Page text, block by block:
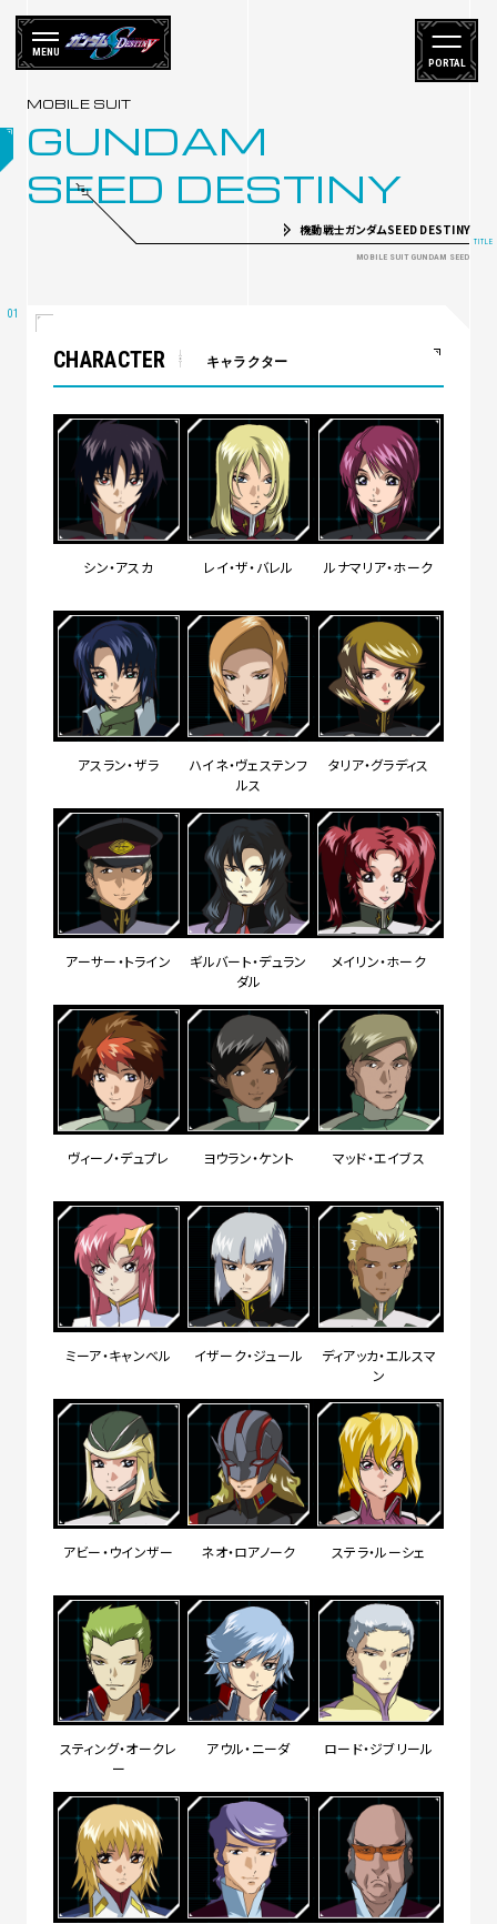
PORTAL
MENU
GUNDAM
SEED DESTINY
機動戦士ガンダムSEED DESTINY
CHARACTER キャラクター
シン・アスカ レイ・ザ・バレル ルナマリア・ホーク
アスラン・ザラ
ハイネ・ヴェステンフ
ルス
タリア・グラディス
アーサー・トライン
ギルバート・デュラン
ダル
メイリン・ホーク
ヴィーノ・デュプレ ヨウラン・ケント マッド・エイブス
ミーア・キャンベル イザーク・ジュール
ディアッカ・エルスマ
ン
アビー・ウインザー ネオ・ロアノーク ステラ・ルーシェ
スティング・オークレ
ー
アウル・ニーダ ロード・ジブリール